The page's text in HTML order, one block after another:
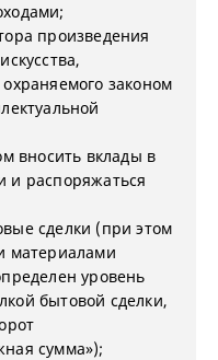
произведения
законом
вносить вклады в
и распоряжаться
сделки (при этом
материалами
уровень
бытовой сделки,
сумма»);